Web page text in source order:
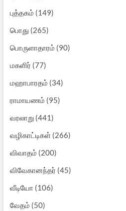
புத்தகம் (149)
பொது (265)
பொருளாதாரம் (90)
மகளிர் (77)
மஹாபாரதம் (34)
ராமாயணம் (95)
வரலாறு(441)
வழிகாட்டிகள்(266)
விவாதம் (200)
விவேகானந்தர் (45)
வீடியோ (106)
வேதம் (50)